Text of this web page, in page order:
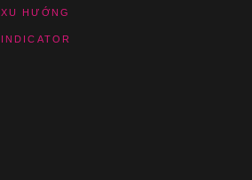
XU HƯỚNG
INDICATOR